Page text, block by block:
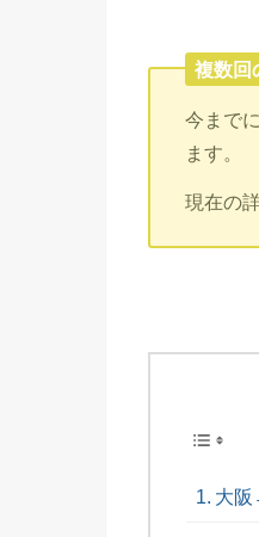
複数回
今まで
ます。
現在の
大阪